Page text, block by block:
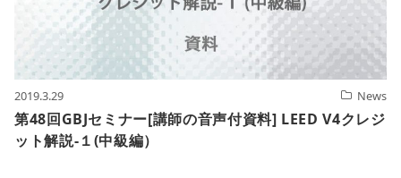
2019.3.29 News
第48回GBJセミナー[講師の音声付資料] LEED V4クレジ
ット解説-１(中級編）